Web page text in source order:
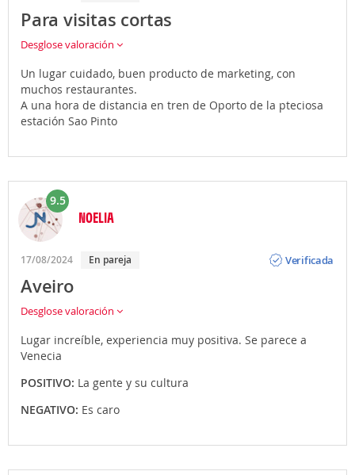
Para visitas cortas
Desglose valoración
Un lugar cuidado, buen producto de marketing, con
muchos restaurantes.
A una hora de distancia en tren de Oporto de la pteciosa
estación Sao Pinto
9.5
NOELIA
17/08/2024 En pareja
Verificada
Aveiro
Desglose valoración
Lugar increíble, experiencia muy positiva. Se parece a
Venecia
POSITIVO: La gente y su cultura
NEGATIVO: Es caro